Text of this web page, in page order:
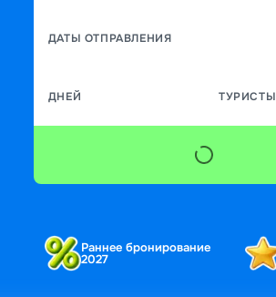
ДАТЫ ОТПРАВЛЕНИЯ
ДНЕЙ ТУРИСТЫ
Раннее бронирование
2027